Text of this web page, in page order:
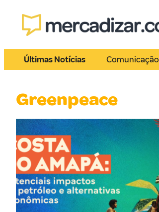
Últimas Notícias Comunicação
Greenpeace